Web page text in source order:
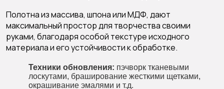
Полотна из массива, шпона или МДФ, дают
максимальный простор для творчества своими
руками, благодаря особой текстуре исходного
материала и его устойчивости к обработке.
Техники обновления: пэчворк тканевыми
лоскутами, браширование жесткими щетками,
окрашивание эмалями и т.д.